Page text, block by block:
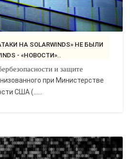
- «НОВОСТИ»..
и защите
при Министерстве
США (…...